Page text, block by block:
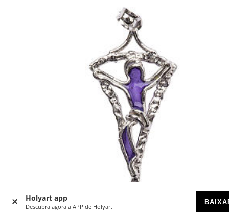
Holyart app
Descubra agora a APP de Holyart